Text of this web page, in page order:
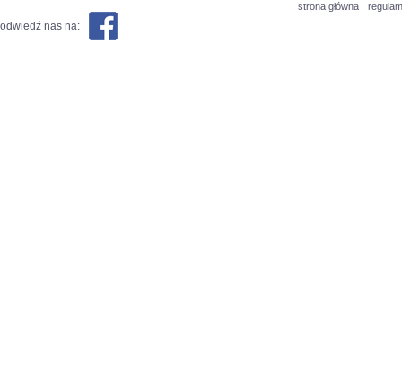
strona główna
odwiedź nas na: